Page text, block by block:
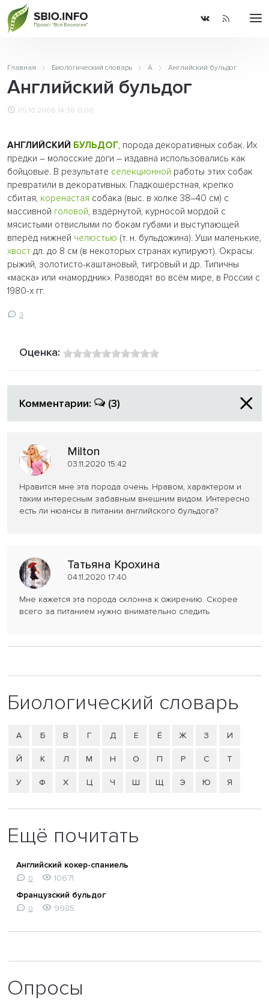
Главная Биологический словарь А Английский бульдог
Английский бульдог
05.10.2006 14:36 0.00
АНГЛИЙСКИЙ БУЛЬДОГ, порода декоративных собак. Их
предки – молосские доги – издавна использовались как
бойцовые. В результате селекционной работы этих собак
превратили в декоративных. Гладкошёрстная, крепко
сбитая, коренастая собака (выс. в холке 38–40 см) с
массивной головой, вздёрнутой, курносой мордой с
мясистыми отвислыми по бокам губами и выступающей
вперёд нижней челюстью (т. н. бульдожина). Уши маленькие,
хвост дл. до 8 см (в некоторых странах купируют). Окрасы:
рыжий, золотисто-каштановый, тигровый и др. Типичны
«маска» или «намордник». Разводят во всём мире, в России с
1980-х гг.
3
Оценка:
Комментарии: (3)
Milton
03.11.2020 15:42
Нравится мне эта порода очень. Нравом, характером и
таким интересным забавным внешним видом. Интересно
есть ли нюансы в питании английского бульдога?
Татьяна Крохина
04.11.2020 17:40
Мне кажется эта порода склонна к ожирению. Скорее
всего за питанием нужно внимательно следить
Биологический словарь
А Б В Г Д Е Ё Ж З И
Й К Л М Н О П Р С Т
У Ф Х Ц Ч Ш Щ Э Ю Я
Ещё почитать
Английский кокер-спаниель
0
10671
Французский бульдог
0 9985
Опросы